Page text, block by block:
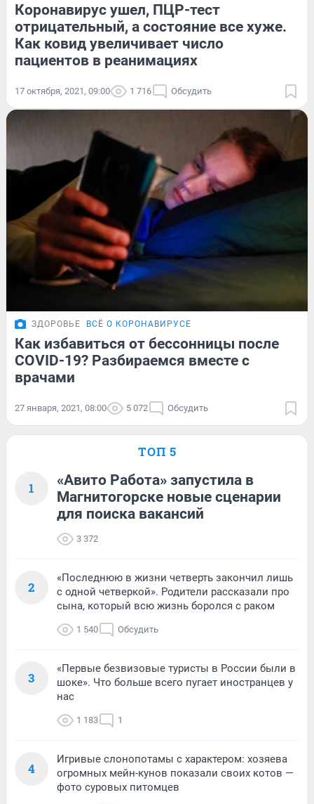
Коронавирус ушел, ПЦР-тест
отрицательный, а состояние все хуже.
Как ковид увеличивает число
пациентов в реанимациях
17 октября, 2021, 09:00 1 716 Обсудить
ЗДОРОВЬЕ ВСЁ О КОРОНАВИРУСЕ
Как избавиться от бессонницы после
COVID-19? Разбираемся вместе с
врачами
27 января, 2021, 08:00 5 072 Обсудить
ТОП 5
1
«Авито Работа» запустила в
Магнитогорске новые сценарии
для поиска вакансий
3 372
2
«Последнюю в жизни четверть закончил лишь
с одной четверкой». Родители рассказали про
сына, который всю жизнь боролся с раком
1 540 Обсудить
3
«Первые безвизовые туристы в России были в
шоке». Что больше всего пугает иностранцев у
нас
1 183 1
4
Игривые слонопотамы с характером: хозяева
огромных мейн-кунов показали своих котов —
фото суровых питомцев